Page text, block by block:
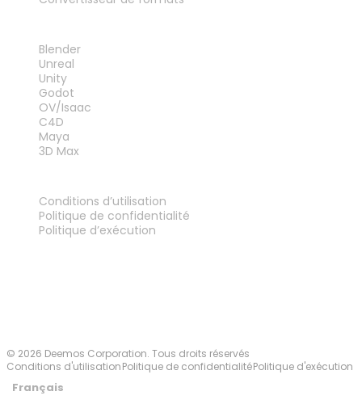
Blender
Unreal
Unity
Godot
OV/Isaac
C4D
Maya
3D Max
Conditions d’utilisation
Politique de confidentialité
Politique d’exécution
© 2026 Deemos Corporation. Tous droits réservés
Conditions d'utilisationPolitique de confidentialitéPolitique d'exécution
Français